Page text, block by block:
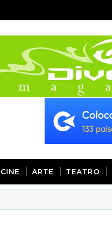
CINE ARTE TEATRO